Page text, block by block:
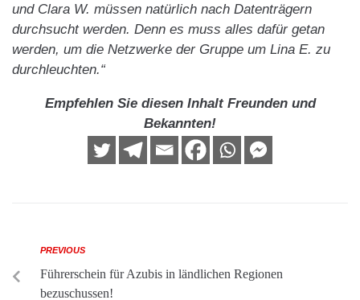
und Clara W. müssen natürlich nach Datenträgern
durchsucht werden. Denn es muss alles dafür getan
werden, um die Netzwerke der Gruppe um Lina E. zu
durchleuchten.“
Empfehlen Sie diesen Inhalt Freunden und
Bekannten!
PREVIOUS
Führerschein für Azubis in ländlichen Regionen
bezuschussen!